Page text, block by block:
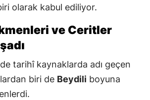
olarak kabul ediliyor.
ve Ceritler
tarihî kaynaklarda adı geçen
biri de Beydili boyuna